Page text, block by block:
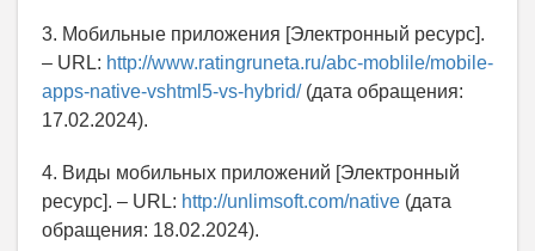
3. Мобильные приложения [Электронный ресурс].
– URL: http://www.ratingruneta.ru/abc-moblile/mobile-
apps-native-vshtml5-vs-hybrid/(дата обращения:
17.02.2024).
4. Виды мобильных приложений [Электронный
ресурс]. – URL: http://unlimsoft.com/native (дата
обращения: 18.02.2024).